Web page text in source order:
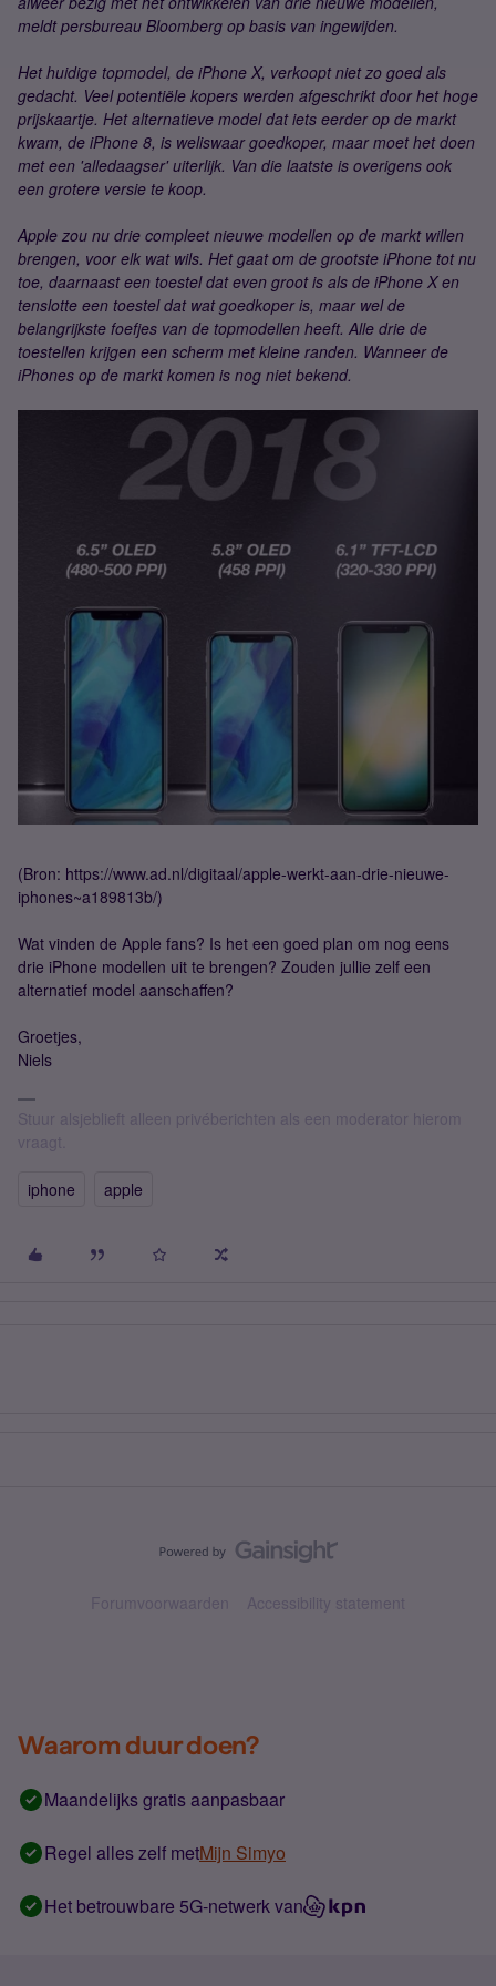
meldt persbureau Bloomberg op basis van ingewijden.
Het huidige topmodel, de iPhone X, verkoopt niet zo goed als
gedacht. Veel potentiële kopers werden afgeschrikt door het hoge
prijskaartje. Het alternatieve model dat iets eerder op de markt
kwam, de iPhone 8, is weliswaar goedkoper, maar moet het doen
met een 'alledaagser' uiterlijk. Van die laatste is overigens ook
een grotere versie te koop.
Apple zou nu drie compleet nieuwe modellen op de markt willen
brengen, voor elk wat wils. Het gaat om de grootste iPhone tot nu
toe, daarnaast een toestel dat even groot is als de iPhone X en
tenslotte een toestel dat wat goedkoper is, maar wel de
belangrijkste foefjes van de topmodellen heeft. Alle drie de
toestellen krijgen een scherm met kleine randen. Wanneer de
iPhones op de markt komen is nog niet bekend.
(Bron: https://www.ad.nl/digitaal/apple-werkt-aan-drie-nieuwe-
iphones~a189813b/)
Wat vinden de Apple fans? Is het een goed plan om nog eens
drie iPhone modellen uit te brengen? Zouden jullie zelf een
alternatief model aanschaffen?
Groetjes,
Niels
Stuur alsjeblieft alleen privéberichten als een moderator hierom
vraagt.
iphone apple
Forumvoorwaarden Accessibility statement
Waarom duur doen?
Maandelijks gratis aanpasbaar
Regel alles zelf metMijn Simyo
Het betrouwbare 5G-netwerk van